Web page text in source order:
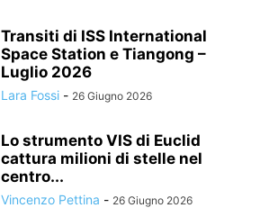
Transiti di ISS International
Space Station e Tiangong –
Luglio 2026
Lara Fossi - 26 Giugno 2026
Lo strumento VIS di Euclid
cattura milioni di stelle nel
centro...
Vincenzo Pettina - 26 Giugno 2026